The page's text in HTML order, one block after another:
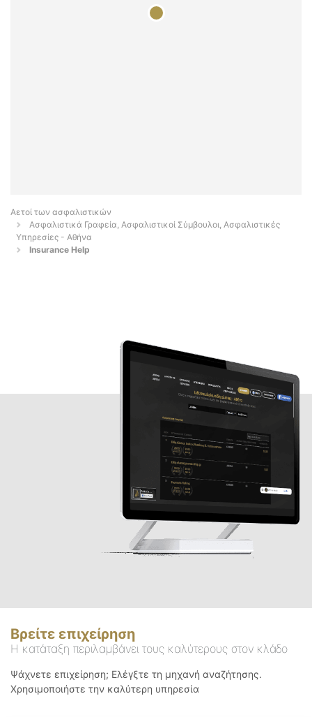
Αετοί των ασφαλιστικών
Ασφαλιστικά Γραφεία, Ασφαλιστικοί Σύμβουλοι, Ασφαλιστικές
Υπηρεσίες - Αθήνα
Insurance Help
Βρείτε επιχείρηση
Η κατάταξη περιλαμβάνει τους καλύτερους στον κλάδο
Ψάχνετε επιχείρηση; Ελέγξτε τη μηχανή αναζήτησης.
Χρησιμοποιήστε την καλύτερη υπηρεσία